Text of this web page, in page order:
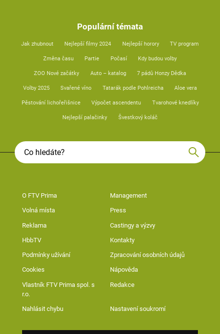
Populární témata
Jak zhubnout Nejlepší filmy 2024 Nejlepší horory TV program
Změna času Partie Počasí Kdy budou volby
ZOO Nové začátky Auto – katalog 7 pádů Honzy Dědka
Volby 2025 Svařené víno Tatarák podle Pohlreicha Aloe vera
Pěstování lichořeřišnice Výpočet ascendentu Tvarohové knedlíky
Nejlepší palačinky Švestkový koláč
O FTV Prima Management
Volná místa Press
Reklama Castingy a výzvy
HbbTV Kontakty
Podmínky užívání Zpracování osobních údajů
Cookies Nápověda
Vlastník FTV Prima spol. s
r.o.
Redakce
Nahlásit chybu Nastavení soukromí